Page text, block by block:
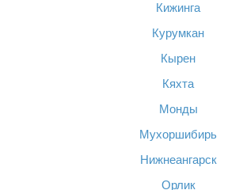
Кижинга
Курумкан
Кырен
Кяхта
Монды
Мухоршибирь
Нижнеангарск
Орлик